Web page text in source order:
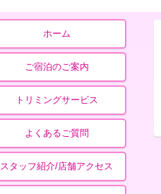
ホーム
ご宿泊のご案内
トリミングサービス
よくあるご質問
スタッフ紹介/店舗アクセス